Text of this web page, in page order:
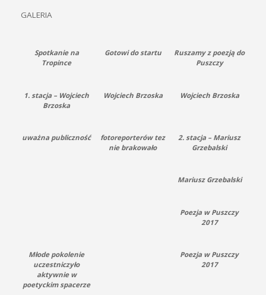
GALERIA
Spotkanie na
Tropince
Gotowi do startu
Ruszamy z poezją do
Puszczy
1. stacja – Wojciech
Brzoska
Wojciech Brzoska Wojciech Brzoska
uważna publiczność
fotoreporterów tez
nie brakowało
2. stacja – Mariusz
Grzebalski
Mariusz Grzebalski
Poezja w Puszczy
2017
Młode pokolenie
uczestniczyło
aktywnie w
poetyckim spacerze
Poezja w Puszczy
2017